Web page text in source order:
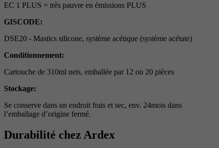
EC 1 PLUS = très pauvre en émissions PLUS
GISCODE:
DSE20 - Mastics silicone, système acétique (système acétate)
Conditionnement:
Cartouche de 310ml nets, emballée par 12 ou 20 pièces
Stockage:
Se conserve dans un endroit frais et sec, env. 24mois dans
l’emballage d’origine fermé.
Durabilité chez Ardex